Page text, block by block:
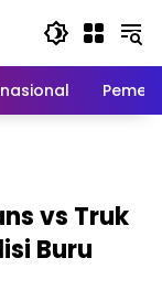
vs Truk
Buru